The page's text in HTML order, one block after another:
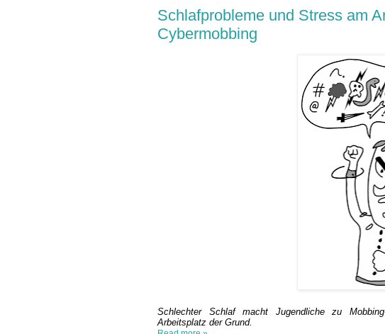
Schlafprobleme und Stress am
Cybermobbing
Schlechter Schlaf macht Jugendliche zu
Arbeitsplatz der Grund.